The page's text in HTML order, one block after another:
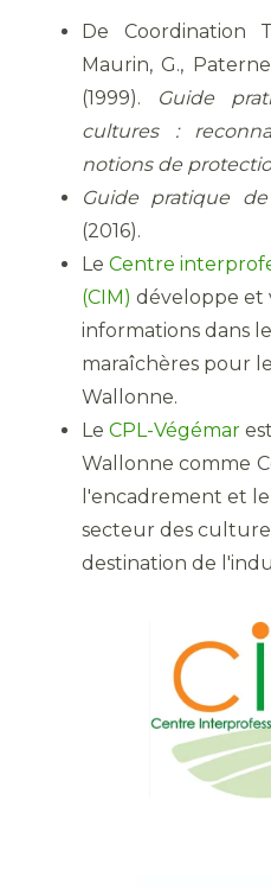
De Coordination
Maurin, G.,
(1999).
Guide
cultures :
notions de
Guide pratique
(2016).
Le Centre
(CIM) développe et
informations dans
maraîchères pour
Wallonne.
Le CPL-Végémar
Wallonne comme
l'encadrement et
secteur des
destination de